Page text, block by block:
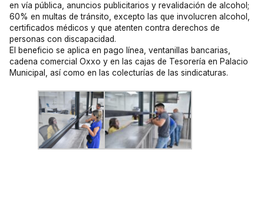
en vía pública, anuncios publicitarios y revalidación de alcohol;
60% en multas de tránsito, excepto las que involucren alcohol,
certificados médicos y que atenten contra derechos de
personas con discapacidad.
El beneficio se aplica en pago línea, ventanillas bancarias,
cadena comercial Oxxo y en las cajas de Tesorería en Palacio
Municipal, así como en las colecturías de las sindicaturas.